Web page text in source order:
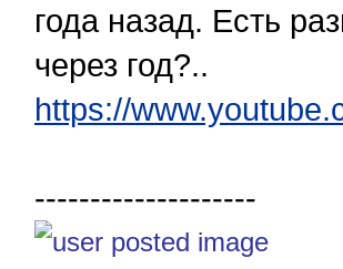
года назад. Есть
через год?..
https://
--------------------